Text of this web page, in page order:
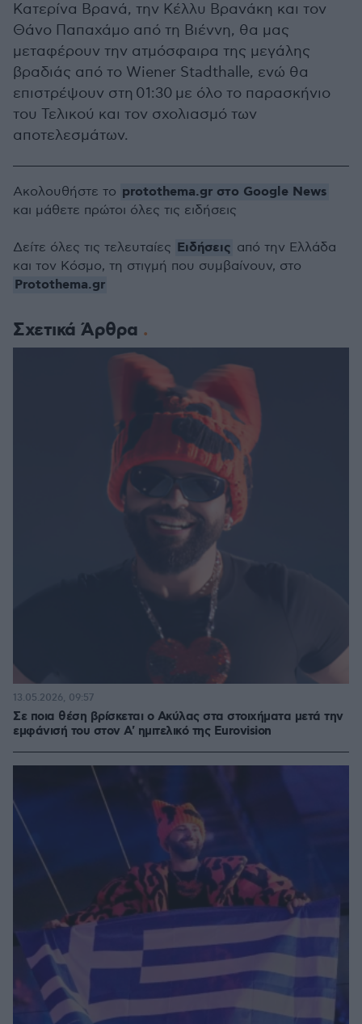
Κατερίνα Βρανά, την Κέλλυ Βρανάκη και τον
Θάνο Παπαχάμο από τη Βιέννη, θα μας
μεταφέρουν την ατμόσφαιρα της μεγάλης
βραδιάς από το Wiener Stadthalle, ενώ θα
επιστρέψουν στη 01:30 με όλο το παρασκήνιο
του Τελικού και τον σχολιασμό των
αποτελεσμάτων.
Σχετικά Άρθρα
Σε ποια θέση βρίσκεται ο Ακύλας στα στοιχήματα μετά την
εμφάνισή του στον Α' ημιτελικό της Eurovision
13.05.2026, 09:57
Ακολουθήστε το protothema.gr στο Google News
και μάθετε πρώτοι όλες τις ειδήσεις
Δείτε όλες τις τελευταίες Ειδήσεις από την Ελλάδα
και τον Κόσμο, τη στιγμή που συμβαίνουν, στο
Protothema.gr